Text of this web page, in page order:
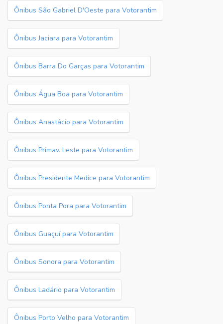
Ônibus São Gabriel D'Oeste para Votorantim
Ônibus Jaciara para Votorantim
Ônibus Barra Do Garças para Votorantim
Ônibus Água Boa para Votorantim
Ônibus Anastácio para Votorantim
Ônibus Primav. Leste para Votorantim
Ônibus Presidente Medice para Votorantim
Ônibus Ponta Pora para Votorantim
Ônibus Guaçuí para Votorantim
Ônibus Sonora para Votorantim
Ônibus Ladário para Votorantim
Ônibus Porto Velho para Votorantim